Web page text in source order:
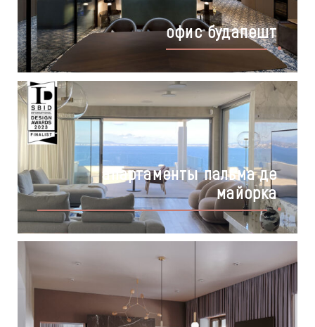
офис будапешт
апартаменты пальма де
майорка